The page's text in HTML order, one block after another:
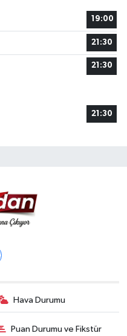
19:00
21:30
21:30
21:30
Hava Durumu
Puan Durumu ve Fikstür